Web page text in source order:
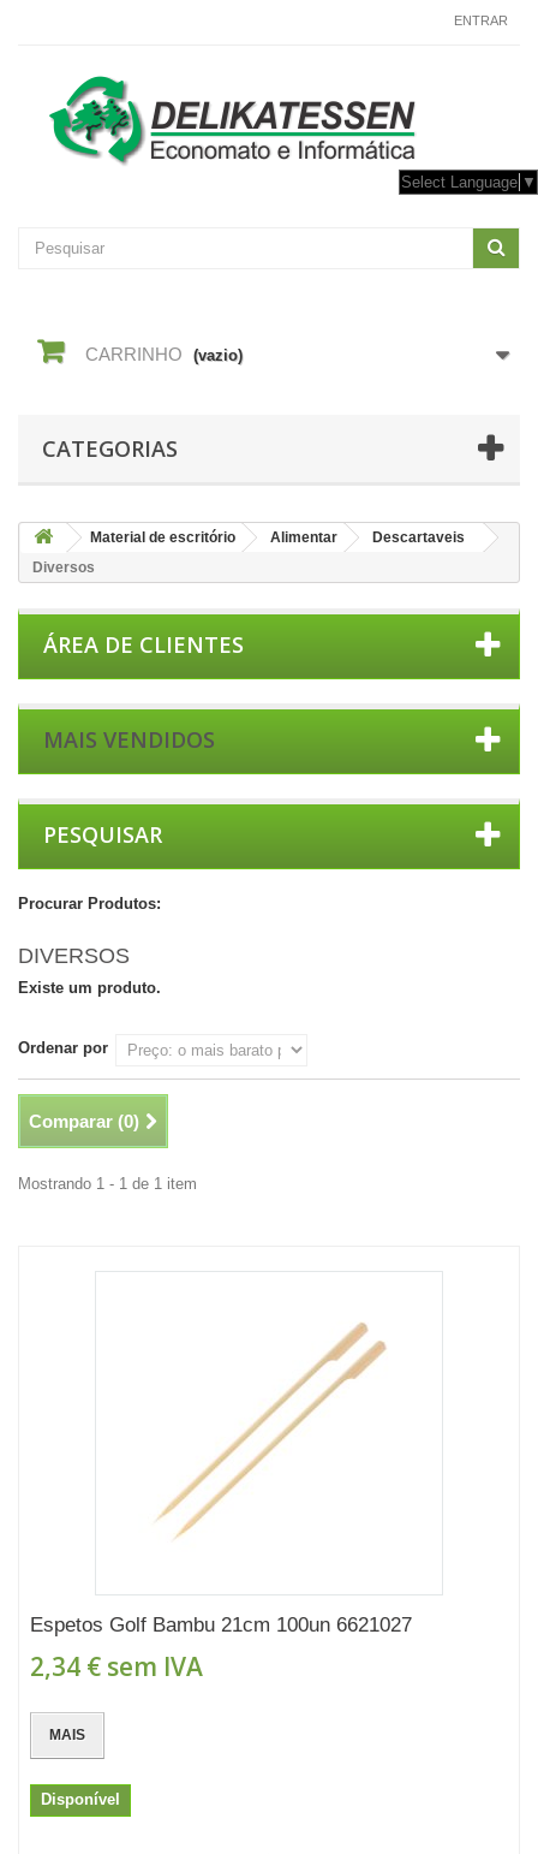
ENTRAR
Select Language ▼
CARRINHO (vazio)
CATEGORIAS
Material de escritório Alimentar
Descartaveis
Diversos
ÁREA DE CLIENTES
MAIS VENDIDOS
PESQUISAR
Procurar Produtos:
DIVERSOS
Existe um produto.
Ordenar por
Comparar (0)
Mostrando 1 - 1 de 1 item
Espetos Golf Bambu 21cm 100un 6621027
2,34 € sem IVA
MAIS
Disponível